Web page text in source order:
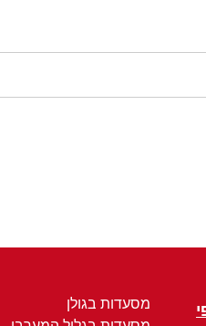
מסעדות בגולן